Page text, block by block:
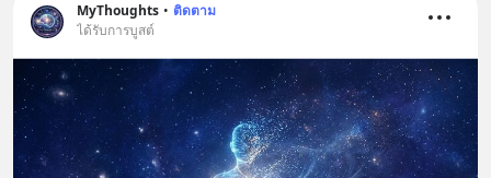
MyThoughts • ติดตาม
ได้รับการบูสต์